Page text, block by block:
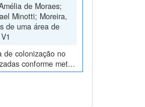
de Moraes;
Minotti; Moreira,
de uma área de
de colonização no
conforme met...